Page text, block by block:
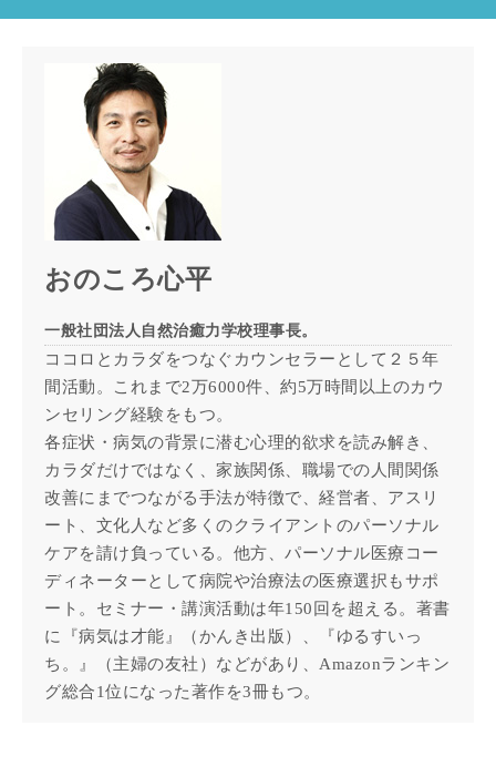
おのころ心平
一般社団法人自然治癒力学校理事長。
ココロとカラダをつなぐカウンセラーとして２５年
間活動。これまで2万6000件、約5万時間以上のカウ
ンセリング経験をもつ。
各症状・病気の背景に潜む心理的欲求を読み解き、
カラダだけではなく、家族関係、職場での人間関係
改善にまでつながる手法が特徴で、経営者、アスリ
ート、文化人など多くのクライアントのパーソナル
ケアを請け負っている。他方、パーソナル医療コー
ディネーターとして病院や治療法の医療選択もサポ
ート。セミナー・講演活動は年150回を超える。著書
に『病気は才能』（かんき出版）、『ゆるすいっ
ち。』（主婦の友社）などがあり、Amazonランキン
グ総合1位になった著作を3冊もつ。